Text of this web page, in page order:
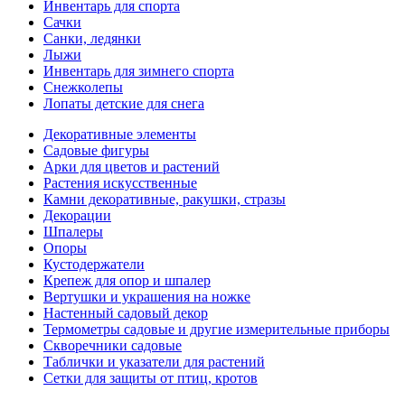
Инвентарь для спорта
Сачки
Санки, ледянки
Лыжи
Инвентарь для зимнего спорта
Снежколепы
Лопаты детские для снега
Декоративные элементы
Садовые фигуры
Арки для цветов и растений
Растения искусственные
Камни декоративные, ракушки, стразы
Декорации
Шпалеры
Опоры
Кустодержатели
Крепеж для опор и шпалер
Вертушки и украшения на ножке
Настенный садовый декор
Термометры садовые и другие измерительные приборы
Скворечники садовые
Таблички и указатели для растений
Сетки для защиты от птиц, кротов